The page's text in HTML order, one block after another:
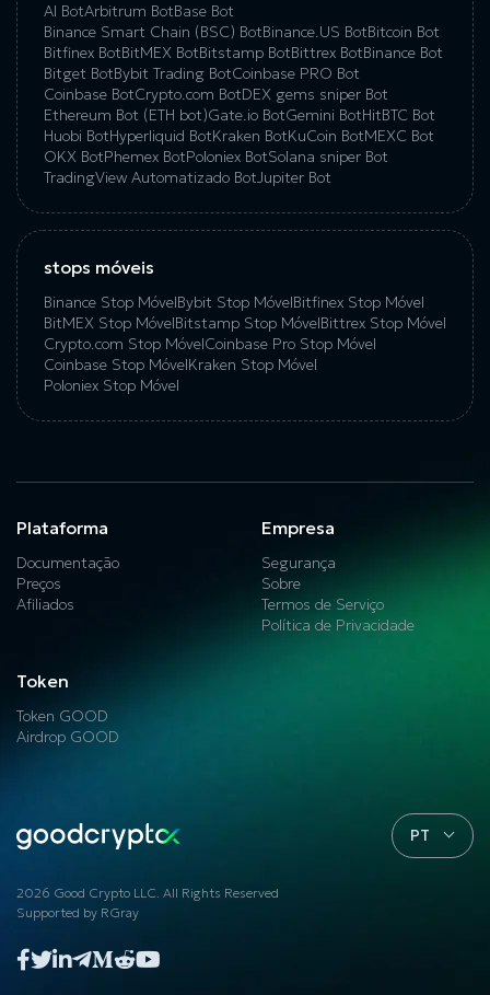
AI BotArbitrum BotBase Bot
Binance Smart Chain (BSC) BotBinance.US BotBitcoin Bot
Bitfinex BotBitMEX BotBitstamp BotBittrex BotBinance Bot
Bitget BotBybit Trading BotCoinbase PRO Bot
Coinbase BotCrypto.com BotDEX gems sniper Bot
Ethereum Bot (ETH bot)Gate.io BotGemini BotHitBTC Bot
Huobi BotHyperliquid BotKraken BotKuCoin BotMEXC Bot
OKX BotPhemex BotPoloniex BotSolana sniper Bot
TradingView Automatizado BotJupiter Bot
stops móveis
Binance Stop MóvelBybit Stop MóvelBitfinex Stop Móvel
BitMEX Stop MóvelBitstamp Stop MóvelBittrex Stop Móvel
Crypto.com Stop MóvelCoinbase Pro Stop Móvel
Coinbase Stop MóvelKraken Stop Móvel
Poloniex Stop Móvel
PT
2026 Good Crypto LLC. All Rights Reserved
Supported by RGray
Plataforma
Documentação
Preços
Afiliados
Empresa
Segurança
Sobre
Termos de Serviço
Política de Privacidade
Token
Token GOOD
Airdrop GOOD